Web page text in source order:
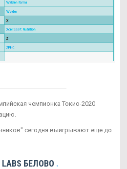
чемпионка Токио-2020
сегодня выигрывают еще до
БЕЛОВО .